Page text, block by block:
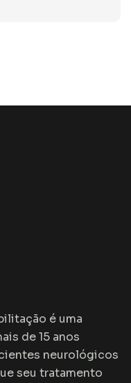
é uma
de 15 anos
neurológicos
seu tratamento